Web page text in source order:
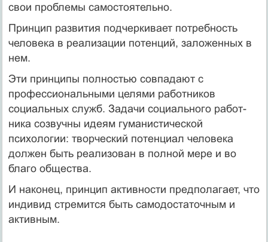
свои проблемы самостоя­тельно.
Принцип развития подчеркивает потребность
человека в реали­зации потенций, заложенных в
нем.
Эти принципы полностью совпадают с
профессиональными целями работников
социальных служб. Задачи социального работ­
ника созвучны идеям гуманистической
психологии: творческий потенциал человека
должен быть реализован в полной мере и во
благо общества.
И наконец, принцип активности предполагает, что
индивид стремится быть самодостаточным и
активным.